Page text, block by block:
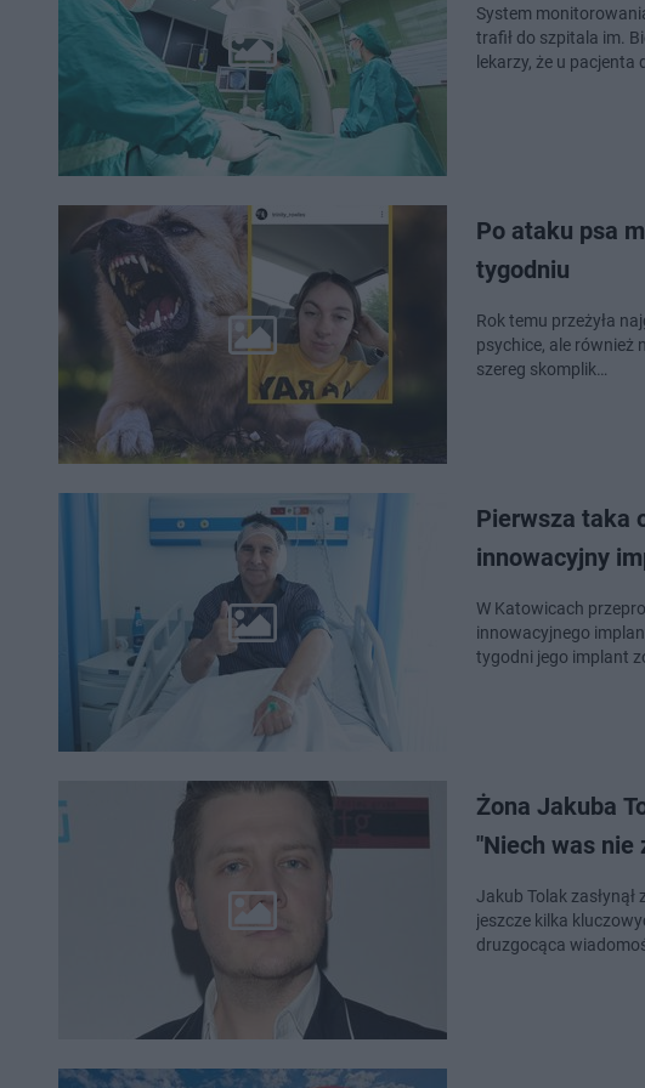
System
trafił do szpitala im.
lekarzy, że u pacjenta
Po ataku psa
tygodniu
Rok temu przeżyła
psychice, ale również
szereg skomplik…
Pierwsza taka
innowacyjny
W Katowicach
innowacyjnego
tygodni jego implant
Żona Jakuba
"Niech was nie
Jakub Tolak zasłynął
jeszcze kilka
druzgocąca